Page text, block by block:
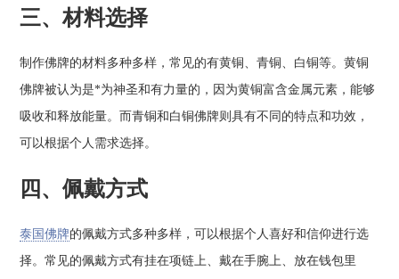
三、材料选择
制作佛牌的材料多种多样，常见的有黄铜、青铜、白铜等。黄铜
佛牌被认为是*为神圣和有力量的，因为黄铜富含金属元素，能够
吸收和释放能量。而青铜和白铜佛牌则具有不同的特点和功效，
可以根据个人需求选择。
四、佩戴方式
泰国佛牌的佩戴方式多种多样，可以根据个人喜好和信仰进行选
择。常见的佩戴方式有挂在项链上、戴在手腕上、放在钱包里